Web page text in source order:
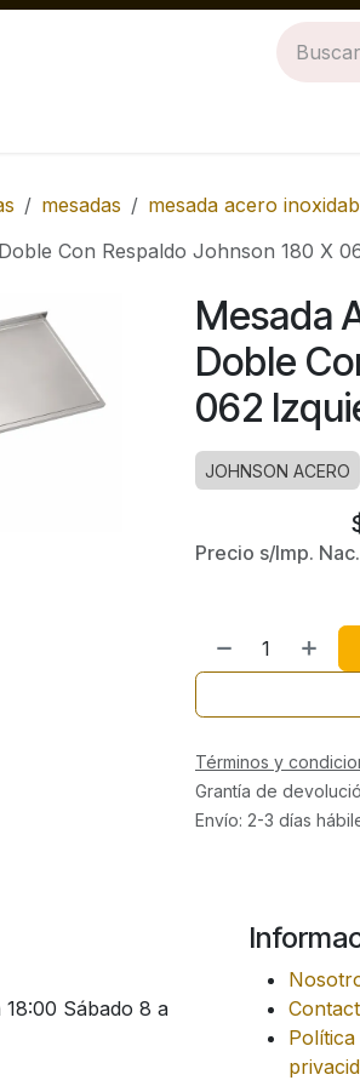
mesadas
mesada acero
Con Respaldo Johnson 180 X
Mesada
Doble
062
JOHNSON ACERO
Precio s/Imp.
Términos y
Grantía de
Envío: 2-3 días
Sábado 8 a
Política